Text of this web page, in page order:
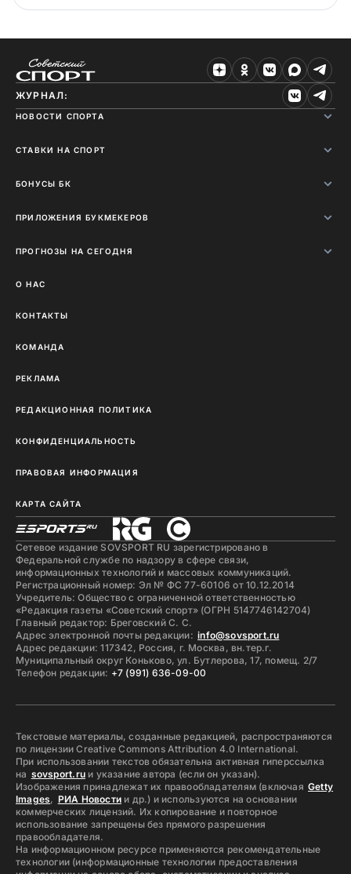
ЖУРНАЛ:
НОВОСТИ СПОРТА
СТАВКИ НА СПОРТ
БОНУСЫ БК
ПРИЛОЖЕНИЯ БУКМЕКЕРОВ
ПРОГНОЗЫ НА СЕГОДНЯ
О НАС
КОНТАКТЫ
КОМАНДА
РЕКЛАМА
РЕДАКЦИОННАЯ ПОЛИТИКА
КОНФИДЕНЦИАЛЬНОСТЬ
ПРАВОВАЯ ИНФОРМАЦИЯ
КАРТА САЙТА
Сетевое издание SOVSPORT RU зарегистрировано в
Федеральной службе по надзору в сфере связи,
информационных технологий и массовых коммуникаций.
Регистрационный номер: Эл № ФС 77-60106 от 10.12.2014
Учредитель: Общество с ограниченной ответственностью
«Редакция газеты «Советский спорт» (ОГРН 5147746142704)
Главный редактор: Бреговский С. С.
Адрес электронной почты редакции: info@sovsport.ru
Адрес редакции: 117342, Россия, г. Москва, вн.тер.г.
Муниципальный округ Коньково, ул. Бутлерова, 17, помещ. 2/7
Телефон редакции: +7 (991) 636-09-00
Текстовые материалы, созданные редакцией, распространяются
по лицензии Creative Commons Attribution 4.0 International.
При использовании текстов обязательна активная гиперссылка
на sovsport.ruи указание автора (если он указан).
Изображения принадлежат их правообладателям (включая Getty
Images, РИА Новости и др.) и используются на основании
коммерческих лицензий. Их копирование и повторное
использование запрещены без прямого разрешения
правообладателя.
На информационном ресурсе применяются рекомендательные
технологии (информационные технологии предоставления